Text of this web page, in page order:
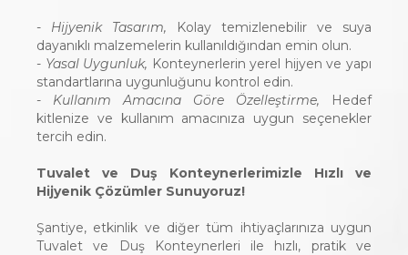
- Hijyenik Tasarım, Kolay temizlenebilir ve suya
dayanıklı malzemelerin kullanıldığından emin olun.
- Yasal Uygunluk, Konteynerlerin yerel hijyen ve yapı
standartlarına uygunluğunu kontrol edin.
- Kullanım Amacına Göre Özelleştirme, Hedef
kitlenize ve kullanım amacınıza uygun seçenekler
tercih edin.
Tuvalet ve Duş Konteynerlerimizle Hızlı ve
Hijyenik Çözümler Sunuyoruz!
Şantiye, etkinlik ve diğer tüm ihtiyaçlarınıza uygun
Tuvalet ve Duş Konteynerleri ile hızlı, pratik ve